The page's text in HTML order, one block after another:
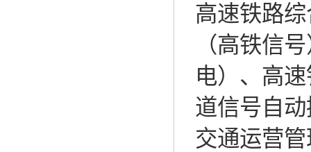
高速铁路
（高铁信
电）、高
道信号自
交通运营